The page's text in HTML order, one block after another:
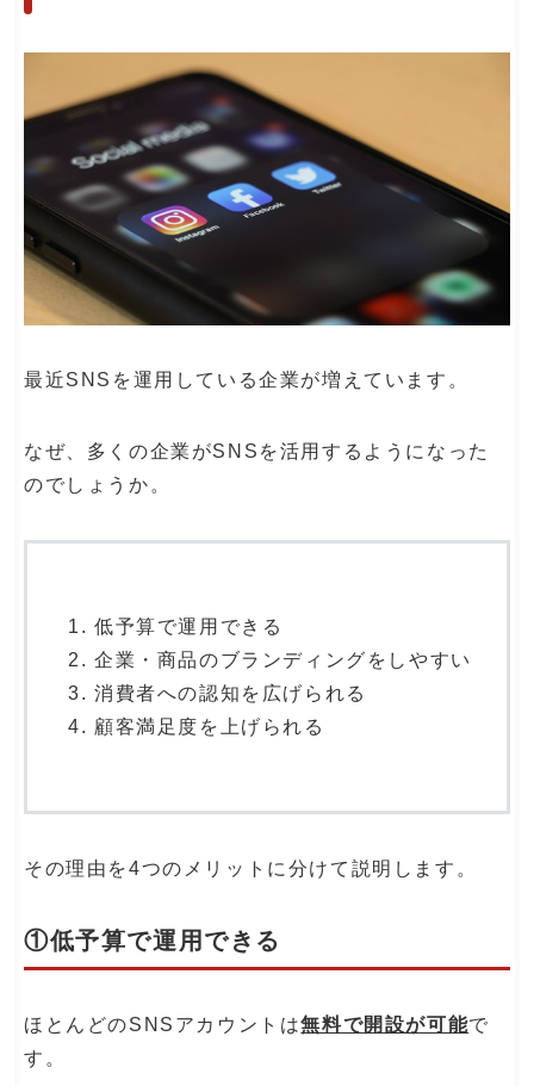
最近SNSを運用している企業が増えています。
なぜ、多くの企業がSNSを活用するようになった
のでしょうか。
低予算で運用できる
企業・商品のブランディングをしやすい
消費者への認知を広げられる
顧客満足度を上げられる
その理由を4つのメリットに分けて説明します。
①低予算で運用できる
ほとんどのSNSアカウントは無料で開設が可能で
す。